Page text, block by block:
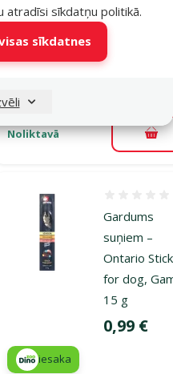
atradīsi sīkdatņu politikā.
sīkdatnes
broth, 300 g
Noliktavā
Gardums
suņiem –
Ontario Stick
for dog,
15 g
Cena
0,99 €
iesaka